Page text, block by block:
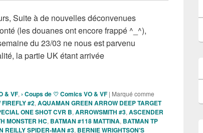
Suite à de nouvelles déconvenues
(les douanes ont encore frappé ^_^),
du 23/03 ne nous est parvenu
la partie UK étant arrivée
Comics VO de la semaine du 23 Mars 2022 !!!
& VF, › Coups de ♡ Comics VO & VF | Marqué comme
#2, AQUAMAN GREEN ARROW DEEP TARGET
ONE SHOT CVR B, ARROWSMITH #3, ASCENDER
MONSTER HC, BATMAN #118 MATTINA, BATMAN TP
REILLY SPIDER-MAN #3, BERNIE WRIGHTSON'S